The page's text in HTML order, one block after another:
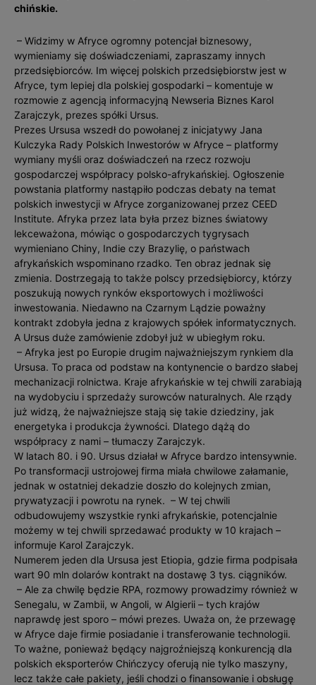
chińskie.
– Widzimy w Afryce ogromny potencjał biznesowy,
wymieniamy się doświadczeniami, zapraszamy innych
przedsiębiorców. Im więcej polskich przedsiębiorstw jest w
Afryce, tym lepiej dla polskiej gospodarki – komentuje w
rozmowie z agencją informacyjną Newseria Biznes Karol
Zarajczyk, prezes spółki Ursus.
Prezes Ursusa wszedł do powołanej z inicjatywy Jana
Kulczyka Rady Polskich Inwestorów w Afryce – platformy
wymiany myśli oraz doświadczeń na rzecz rozwoju
gospodarczej współpracy polsko-afrykańskiej. Ogłoszenie
powstania platformy nastąpiło podczas debaty na temat
polskich inwestycji w Afryce zorganizowanej przez CEED
Institute. Afryka przez lata była przez biznes światowy
lekceważona, mówiąc o gospodarczych tygrysach
wymieniano Chiny, Indie czy Brazylię, o państwach
afrykańskich wspominano rzadko. Ten obraz jednak się
zmienia. Dostrzegają to także polscy przedsiębiorcy, którzy
poszukują nowych rynków eksportowych i możliwości
inwestowania. Niedawno na Czarnym Lądzie poważny
kontrakt zdobyła jedna z krajowych spółek informatycznych.
A Ursus duże zamówienie zdobył już w ubiegłym roku.
– Afryka jest po Europie drugim najważniejszym rynkiem dla
Ursusa. To praca od podstaw na kontynencie o bardzo słabej
mechanizacji rolnictwa. Kraje afrykańskie w tej chwili zarabiają
na wydobyciu i sprzedaży surowców naturalnych. Ale rządy
już widzą, że najważniejsze stają się takie dziedziny, jak
energetyka i produkcja żywności. Dlatego dążą do
współpracy z nami – tłumaczy Zarajczyk.
W latach 80. i 90. Ursus działał w Afryce bardzo intensywnie.
Po transformacji ustrojowej firma miała chwilowe załamanie,
jednak w ostatniej dekadzie doszło do kolejnych zmian,
prywatyzacji i powrotu na rynek. – W tej chwili
odbudowujemy wszystkie rynki afrykańskie, potencjalnie
możemy w tej chwili sprzedawać produkty w 10 krajach –
informuje Karol Zarajczyk.
Numerem jeden dla Ursusa jest Etiopia, gdzie firma podpisała
wart 90 mln dolarów kontrakt na dostawę 3 tys. ciągników.
– Ale za chwilę będzie RPA, rozmowy prowadzimy również w
Senegalu, w Zambii, w Angoli, w Algierii – tych krajów
naprawdę jest sporo – mówi prezes. Uważa on, że przewagę
w Afryce daje firmie posiadanie i transferowanie technologii.
To ważne, ponieważ będący najgroźniejszą konkurencją dla
polskich eksporterów Chińczycy oferują nie tylko maszyny,
lecz także całe pakiety, jeśli chodzi o finansowanie i obsługę